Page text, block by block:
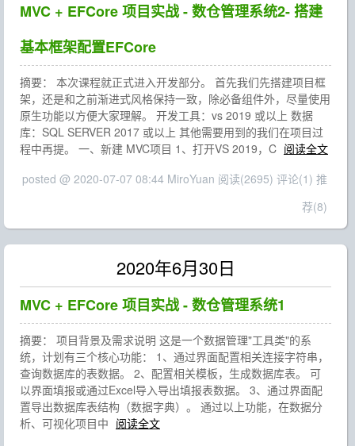
MVC + EFCore 项目实战 - 数仓管理系统2- 搭建
基本框架配置EFCore
摘要： 本次课程就正式进入开发部分。 首先我们先搭建项目框
架，还是和之前渐进式风格保持一致，除必备组件外，尽量使用
原生功能以方便大家理解。 开发工具：vs 2019 或以上 数据
库：SQL SERVER 2017 或以上 其他需要用到的我们在项目过
程中再提。 一、新建 MVC项目 1、打开VS 2019，C 阅读全文
posted @ 2020-07-07 08:44 MiroYuan 阅读(2695) 评论(1) 推
荐(8)
2020年6月30日
MVC + EFCore 项目实战 - 数仓管理系统1
摘要： 项目背景及需求说明 这是一个数据管理"工具类"的系
统，计划有三个核心功能： 1、通过界面配置相关连接字符串，
查询数据库的表数据。 2、配置相关模板，生成数据库表。 可
以界面填报或通过Excel导入导出填报表数据。 3、通过界面配
置导出数据库表结构（数据字典）。 通过以上功能，在数据分
析、可视化项目中 阅读全文